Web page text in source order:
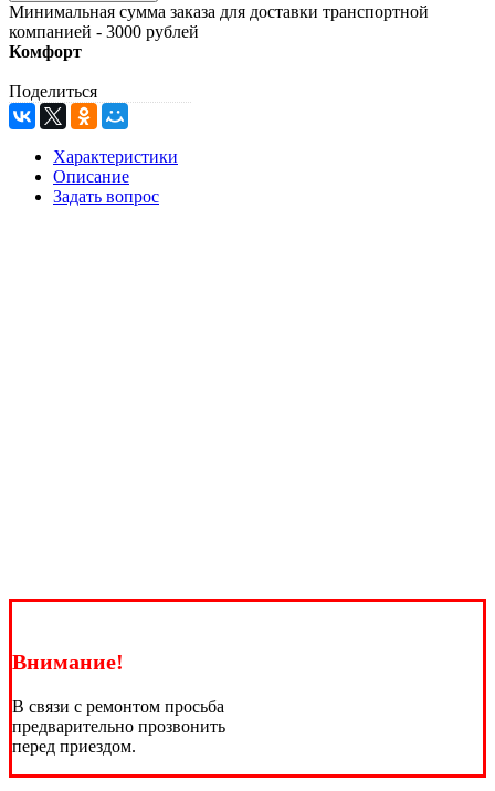
Минимальная сумма заказа для доставки транспортной
компанией - 3000 рублей
Комфорт
Поделиться
Характеристики
Описание
Задать вопрос
Внимание!
В связи с ремонтом просьба
предварительно прозвонить
перед приездом.